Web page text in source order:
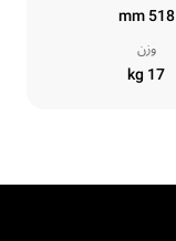
518 mm
وزن
17 kg